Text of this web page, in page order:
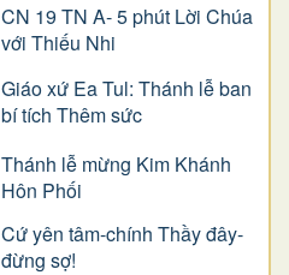
CN 19 TN A- 5 phút Lời Chúa
với Thiếu Nhi
Giáo xứ Ea Tul: Thánh lễ ban
bí tích Thêm sức
Thánh lễ mừng Kim Khánh
Hôn Phối
Cứ yên tâm-chính Thầy đây-
đừng sợ!